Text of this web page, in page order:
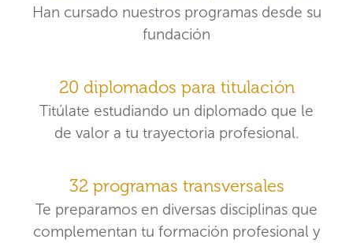
Han cursado nuestros programas desde su
fundación
20 diplomados para titulación
Titúlate estudiando un diplomado que le
de valor a tu trayectoria profesional.
32 programas transversales
Te preparamos en diversas disciplinas que
complementan tu formación profesional y